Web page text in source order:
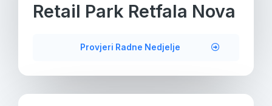
Retail Park Retfala Nova
Provjeri Radne Nedjelje